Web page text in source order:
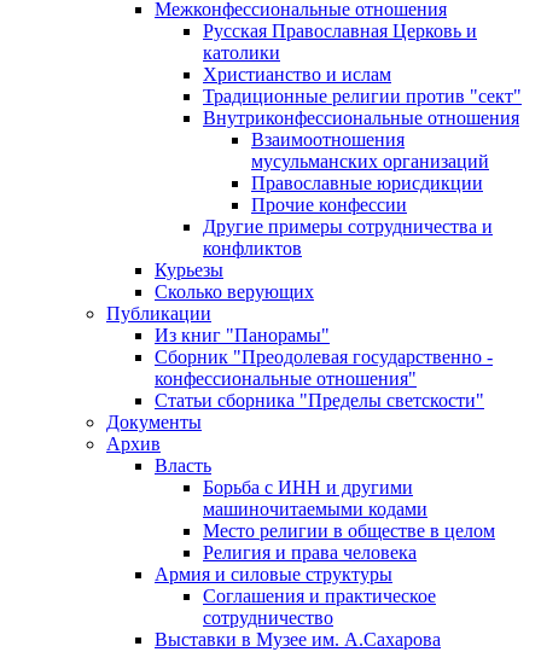
Межконфессиональные отношения
Русская Православная Церковь и
католики
Христианство и ислам
Традиционные религии против "сект"
Внутриконфессиональные отношения
Взаимоотношения
мусульманских организаций
Православные юрисдикции
Прочие конфессии
Другие примеры сотрудничества и
конфликтов
Курьезы
Сколько верующих
Публикации
Из книг "Панорамы"
Сборник "Преодолевая государственно -
конфессиональные отношения"
Статьи сборника "Пределы светскости"
Документы
Архив
Власть
Борьба с ИНН и другими
машиночитаемыми кодами
Место религии в обществе в целом
Религия и права человека
Армия и силовые структуры
Соглашения и практическое
сотрудничество
Выставки в Музее им. А.Сахарова